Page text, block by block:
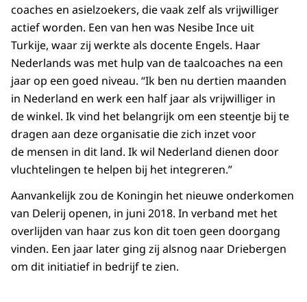
coaches en asielzoekers, die vaak zelf als vrijwilliger
actief worden. Een van hen was Nesibe Ince uit
Turkije, waar zij werkte als docente Engels. Haar
Nederlands was met hulp van de taalcoaches na een
jaar op een goed niveau. “Ik ben nu dertien maanden
in Nederland en werk een half jaar als vrijwilliger in
de winkel. Ik vind het belangrijk om een steentje bij te
dragen aan deze organisatie die zich inzet voor
de mensen in dit land. Ik wil Nederland dienen door
vluchtelingen te helpen bij het integreren.”
Aanvankelijk zou de Koningin het nieuwe onderkomen
van Delerij openen, in juni 2018. In verband met het
overlijden van haar zus kon dit toen geen doorgang
vinden. Een jaar later ging zij alsnog naar Driebergen
om dit initiatief in bedrijf te zien.